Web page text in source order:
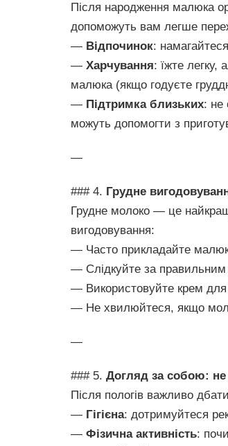
Після народження малюка
допоможуть вам легше
— Відпочинок:
— Харчування: їжте легку,
малюка (якщо годуєте
— Підтримка близьких: не
можуть допомогти з
—
### 4. Грудне
Грудне молоко — це
вигодовування:
— Часто прикладайте
— Слідкуйте за правильним
— Використовуйте крем для
— Не хвилюйтеся, якщо
—
### 5. Догляд за собою: не
Після пологів важливо
— Гігієна: дотримуйтеся
— Фізична активність: